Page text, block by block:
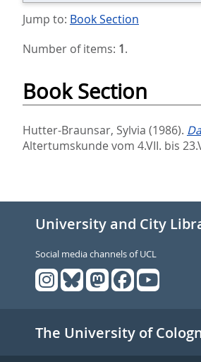
Jump to: Book Section
Number of items: 1.
Book Section
Hutter-Braunsar, Sylvia (1986).
Altertumskunde vom 4.VII. bis
University and City
Social media channels of UCL
The University of